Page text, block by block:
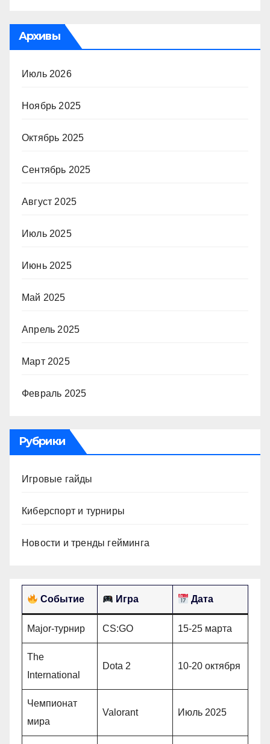
Архивы
Июль 2026
Ноябрь 2025
Октябрь 2025
Сентябрь 2025
Август 2025
Июль 2025
Июнь 2025
Май 2025
Апрель 2025
Март 2025
Февраль 2025
Рубрики
Игровые гайды
Киберспорт и турниры
Новости и тренды гейминга
Событие Игра Дата
Major-турнир CS:GO 15-25 марта
The
International
Dota 2 10-20 октября
Чемпионат
мира
Valorant Июль 2025